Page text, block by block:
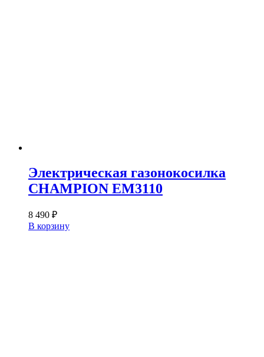
Электрическая газонокосилка
CHAMPION EM3110
8 490 ₽
В корзину